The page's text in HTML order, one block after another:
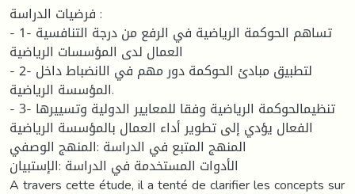
فرضيات الدراسة :
- 1- تساهم الحوكمة الرياضية في الرفع من درجة التنافسية
العمال لدى المؤسسات الرياضية
- 2- لتطبيق مبادئ الحوكمة دور مهم في الانضباط داخل
المؤسسة الرياضية.
- 3- تنظيمالحوكمة الرياضية وفقا للمعايير الدولية وتسييرها
الفعال يؤدي إلى تطوير أداء العمال بالمؤسسة الرياضية
المنهج المتبع في الدراسة :المنهج الوصفي
الأدوات المستخدمة في الدراسة :الإستبيان
A travers cette étude, il a tenté de clarifier les concepts sur